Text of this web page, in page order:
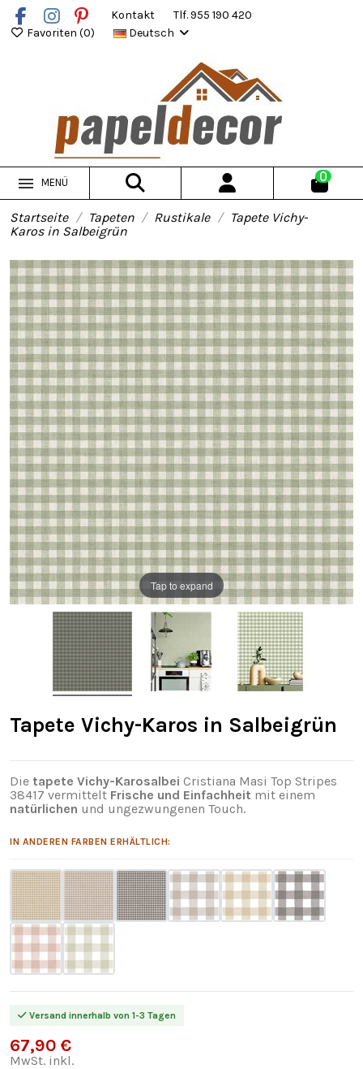
Kontakt
Tlf. 955 190 420
Favoriten (0) Deutsch
MENÜ 0
Startseite Tapeten Rustikale
Tapete Vichy-
Karos in Salbeigrün
Tap to expand
Tapete Vichy-Karos in Salbeigrün
Die tapete Vichy-Karosalbei Cristiana Masi Top Stripes
38417 vermittelt Frische und Einfachheit mit einem
natürlichen und ungezwungenen Touch.
IN ANDEREN FARBEN ERHÄLTLICH:
Versand innerhalb von 1-3 Tagen
67,90 €
MwSt. inkl.